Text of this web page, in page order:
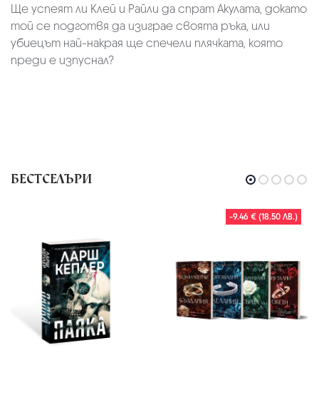
Ще успеят ли Клей и Райли да спрат Акулата, докато
той се подготвя да изиграе своята ръка, или
убиецът най-накрая ще спечели плячката, която
преди е изпуснал?
БЕСТСЕЛЪРИ
-9.46 € (18.50 ЛВ.)